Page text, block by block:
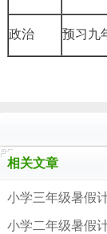
政治 预习九
相关文章
小学三年级暑假
小学二年级暑假